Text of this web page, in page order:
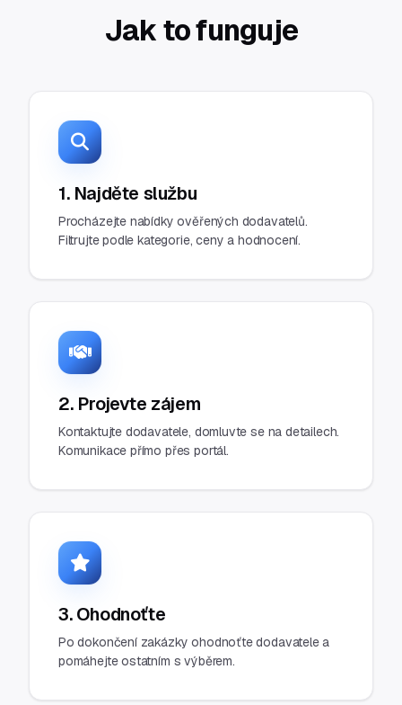
Jak to funguje
1. Najděte službu
Procházejte nabídky ověřených dodavatelů.
Filtrujte podle kategorie, ceny a hodnocení.
2. Projevte zájem
Kontaktujte dodavatele, domluvte se na detailech.
Komunikace přímo přes portál.
3. Ohodnoťte
Po dokončení zakázky ohodnoťte dodavatele a
pomáhejte ostatním s výběrem.